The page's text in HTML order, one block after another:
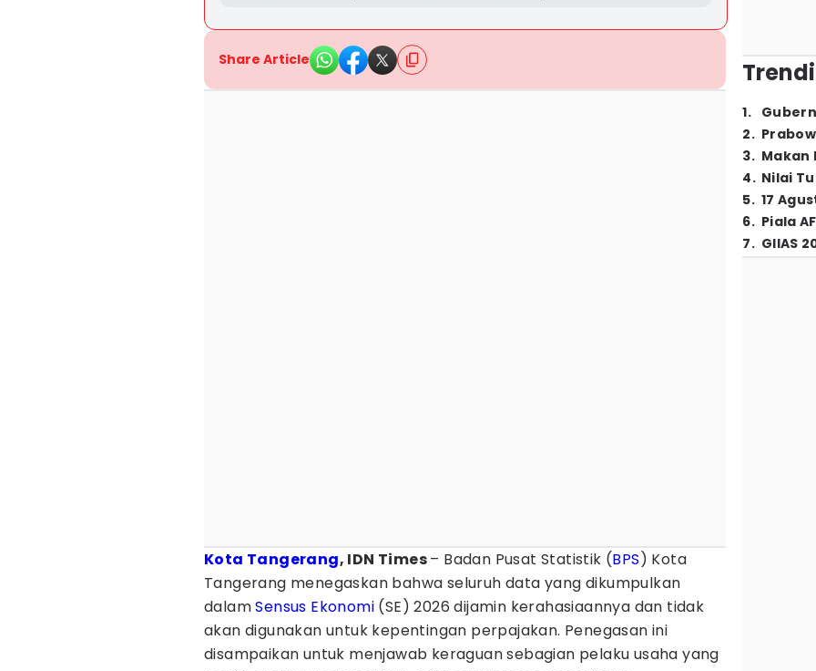
Share Article
Kota Tangerang, IDN Times– Badan Pusat Statistik (BPS) Kota
Tangerang menegaskan bahwa seluruh data yang dikumpulkan
dalamSensus Ekonomi (SE) 2026 dijamin kerahasiaannya dan tidak
akan digunakan untuk kepentingan perpajakan. Penegasan ini
disampaikan untuk menjawab keraguan sebagian pelaku usaha yang
1.
2.
3. Makan
4. Nilai
5. 17
6. Piala
7. GIIAS